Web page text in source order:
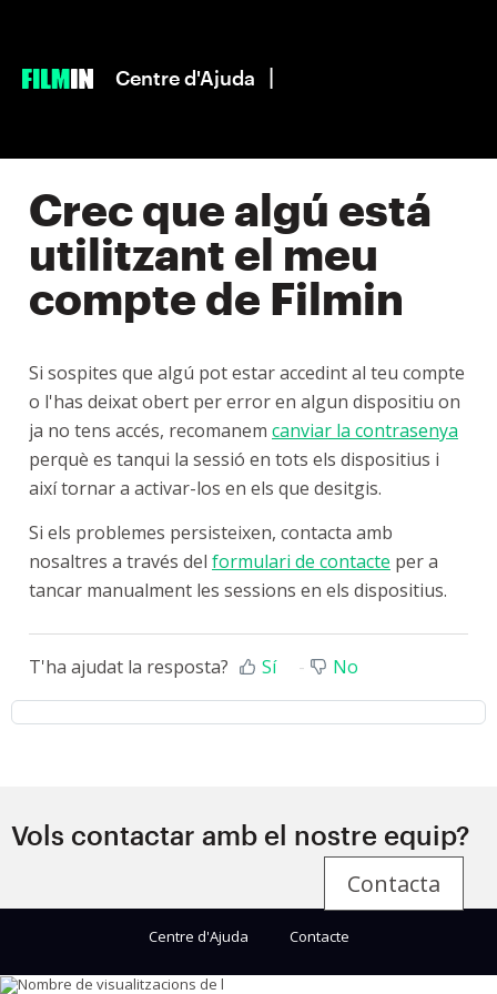
|
Centre d'Ajuda
Crec que algú está
utilitzant el meu
compte de Filmin
Si sospites que algú pot estar accedint al teu compte
o l'has deixat obert per error en algun dispositiu on
ja no tens accés, recomanem canviar la contrasenya
perquè es tanqui la sessió en tots els dispositius i
així tornar a activar-los en els que desitgis.
Si els problemes persisteixen, contacta amb
nosaltres a través del formulari de contacte per a
tancar manualment les sessions en els dispositius.
T'ha ajudat la resposta? Sí No
Vols contactar amb el nostre equip?
Contacta
Centre d'Ajuda Contacte